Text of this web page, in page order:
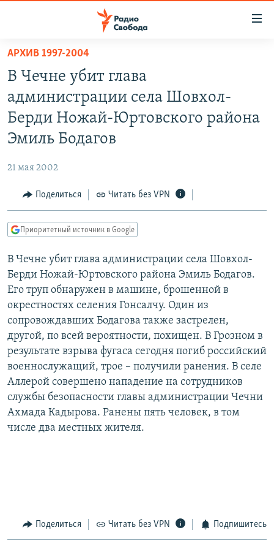
упрощенного
доступа
основному
содержанию
навигации
Вернутся
АВТОРСКИЕ ПРОЕКТЫ
ЦИТАТЫ СВОБОДЫ
IDEL.РЕАЛИИ
КАВКАЗ.РЕАЛИИ
СИБИРЬ.РЕАЛИИ
РАСПИСАНИЕ ВЕЩАНИЯ
ПОДПИШИТЕСЬ НА РАССЫЛКУ
СОЦИАЛЬНЫЕ СЕТИ
Все сайты РСЕ/РС
АРХИВ 1997-2004
В Чечне убит глава
администрации села Шовхол-
Берди Ножай-Юртовского района
Эмиль Бодагов
21 мая 2002
Поделиться Читать без VPN
Приоритетный источник в Google
В Чечне убит глава администрации села Шовхол-
Берди Ножай-Юртовского района Эмиль Бодагов.
Его труп обнаружен в машине, брошенной в
окрестностях селения Гонсалчу. Один из
сопровождавших Бодагова также застрелен,
другой, по всей вероятности, похищен. В Грозном в
результате взрыва фугаса сегодня погиб российский
военнослужащий, трое – получили ранения. В селе
Аллерой совершено нападение на сотрудников
службы безопасности главы администрации Чечни
Ахмада Кадырова. Ранены пять человек, в том
числе два местных жителя.
Поделиться Читать без VPN Подпишитесь